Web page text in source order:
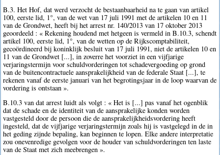
B.3. Het Hof, dat werd verzocht de bestaanbaarheid na te gaan van artikel
100, eerste lid, 1°, van de wet van 17 juli 1991 met de artikelen 10 en 11
van de Grondwet, heeft bij het arrest nr. 140/2013 van 17 oktober 2013
geoordeeld : « Rekening houdend met hetgeen is vermeld in B.10.3, schendt
artikel 100, eerste lid, 1°, van de wetten op de Rijkscomptabiliteit,
gecoördineerd bij koninklijk besluit van 17 juli 1991, niet de artikelen 10 en
11 van de Grondwet [...], in zoverre het voorziet in een vijfjarige
verjaringstermijn voor schuldvorderingen tot schadevergoeding op grond
van de buitencontractuele aansprakelijkheid van de federale Staat [...], te
rekenen vanaf de eerste januari van het begrotingsjaar in de loop waarvan de
vordering is ontstaan ».
B.10.3 van dat arrest luidt als volgt : « Het is [...] pas vanaf het ogenblik
dat de schade en de identiteit van de aansprakelijke konden worden
vastgesteld door de persoon die de aansprakelijkheidsvordering heeft
ingesteld, dat de vijfjarige verjaringstermijn zoals hij is vastgelegd in de in
het geding zijnde bepaling, kan beginnen te lopen. Elke andere interpretatie
zou onevenredige gevolgen voor de houder van schuldvorderingen ten laste
van de Staat met zich meebrengen ».